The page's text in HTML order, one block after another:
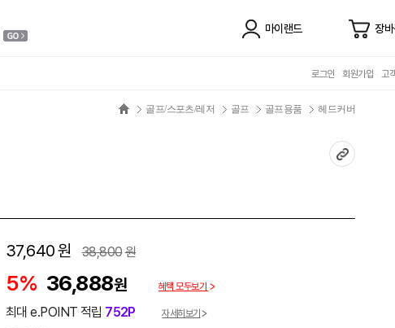
마이랜드 장
로그인 회원가입 고
골프/스포츠/레저 골프 골프용품 헤드커버
37,640원 38,800원
5% 36,888원 혜택 모두보기
최대 e.POINT 적립 752P 자세히보기